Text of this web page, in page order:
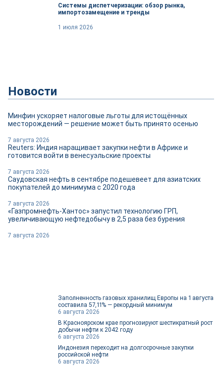
Системы диспетчеризации: обзор рынка,
импортозамещение и тренды
1 июля 2026
Новости
Минфин ускоряет налоговые льготы для истощённых
месторождений — решение может быть принято осенью
7 августа 2026
Reuters: Индия наращивает закупки нефти в Африке и
готовится войти в венесуэльские проекты
7 августа 2026
Саудовская нефть в сентябре подешевеет для азиатских
покупателей до минимума с 2020 года
7 августа 2026
«Газпромнефть-Хантос» запустил технологию ГРП,
увеличивающую нефтедобычу в 2,5 раза без бурения
7 августа 2026
Заполненность газовых хранилищ Европы на 1 августа
составила 57,11% — рекордный минимум
6 августа 2026
В Красноярском крае прогнозируют шестикратный рост
добычи нефти к 2042 году
6 августа 2026
Индонезия переходит на долгосрочные закупки
российской нефти
6 августа 2026